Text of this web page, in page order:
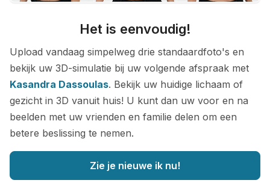
Het is eenvoudig!
Upload vandaag simpelweg drie standaardfoto's en
bekijk uw 3D-simulatie bij uw volgende afspraak met
Kasandra Dassoulas. Bekijk uw huidige lichaam of
gezicht in 3D vanuit huis! U kunt dan uw voor en na
beelden met uw vrienden en familie delen om een
betere beslissing te nemen.
Zie je nieuwe ik nu!